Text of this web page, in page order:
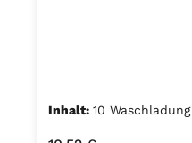
Inhalt: 10 Waschladung